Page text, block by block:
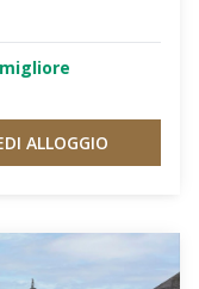
ALLOGGIO